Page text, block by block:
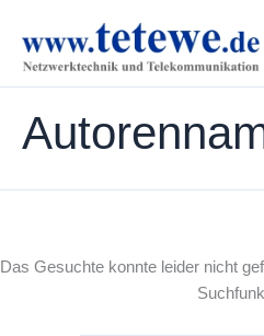
Inhalt
springen
Das Gesuchte konnte leider nicht
nach: